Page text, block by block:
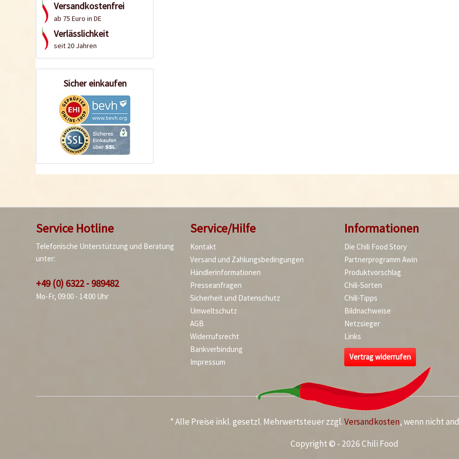
Versandkostenfrei
ab 75 Euro in DE
Verlässlichkeit
seit 20 Jahren
Sicher einkaufen
Service Hotline
Telefonische Unterstützung und Beratung
unter:
+49 (0) 6322 - 989482
Mo-Fr, 09:00 - 14:00 Uhr
Service/Hilfe
Kontakt
Versand und Zahlungsbedingungen
Händlerinformationen
Presseanfragen
Sicherheit und Datenschutz
Umweltschutz
AGB
Widerrufsrecht
Bankverbindung
Impressum
Informationen
Die Chili Food Story
Partnerprogramm Awin
Produktvorschlag
Chili-Sorten
Chili-Tipps
Bildnachweise
Netzsieger
Links
Vertrag widerrufen
* Alle Preise inkl. gesetzl. Mehrwertsteuer zzgl.Versandkosten, wenn nicht
Copyright © - 2026 Chili Food